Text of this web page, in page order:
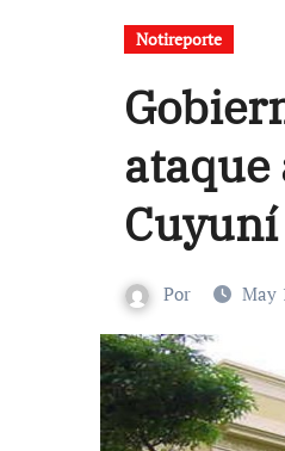
Notireporte
Cuyuní
Por May